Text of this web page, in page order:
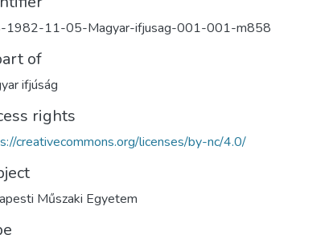
1982-11-05-Magyar-ifjusag-001-001-m858
of
ifjúság
rights
creativecommons.org/licenses/by-nc/4.0/
Műszaki Egyetem